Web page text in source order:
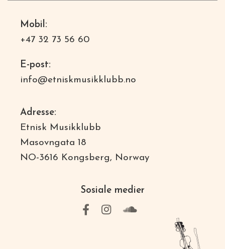
Mobil:
+47 32 73 56 60
E-post:
info@etniskmusikklubb.no
Adresse:
Etnisk Musikklubb
Masovngata 18
NO-3616 Kongsberg, Norway
Sosiale medier